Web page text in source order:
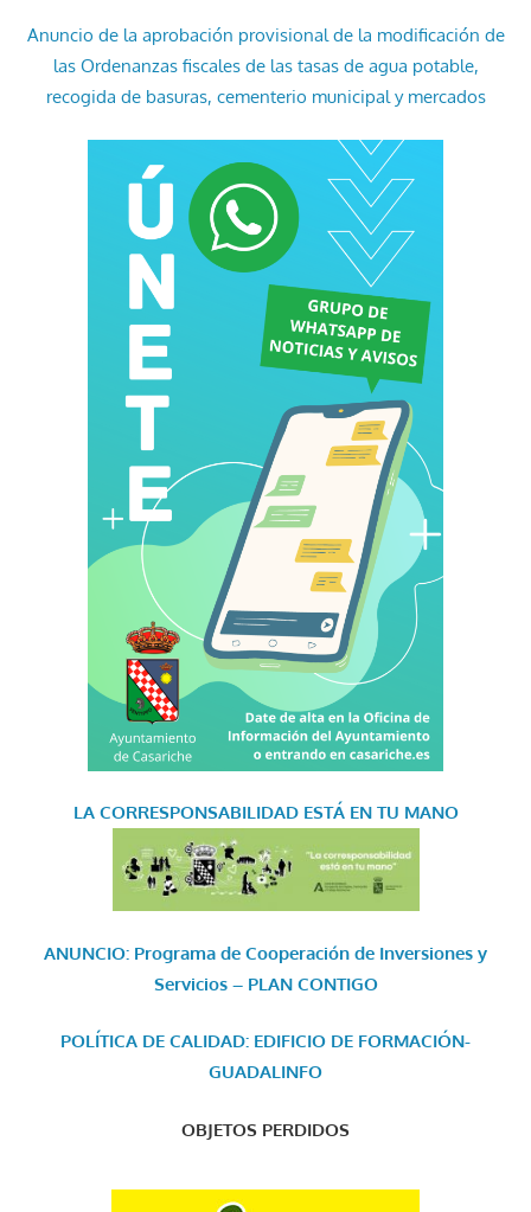
Anuncio de la aprobación provisional de la modificación de
las Ordenanzas fiscales de las tasas de agua potable,
recogida de basuras, cementerio municipal y mercados
LA CORRESPONSABILIDAD ESTÁ EN TU MANO
ANUNCIO: Programa de Cooperación de Inversiones y
Servicios – PLAN CONTIGO
POLÍTICA DE CALIDAD: EDIFICIO DE FORMACIÓN-
GUADALINFO
OBJETOS PERDIDOS